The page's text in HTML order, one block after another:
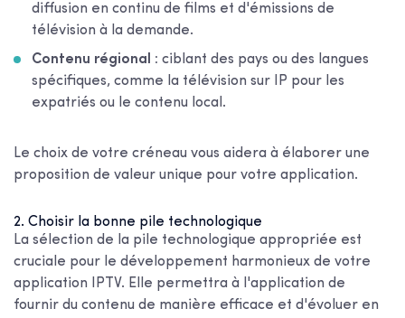
diffusion en continu de films et d'émissions de
télévision à la demande.
Contenu régional : ciblant des pays ou des langues
spécifiques, comme la télévision sur IP pour les
expatriés ou le contenu local.
Le choix de votre créneau vous aidera à élaborer une
proposition de valeur unique pour votre application.
2. Choisir la bonne pile technologique
La sélection de la pile technologique appropriée est
cruciale pour le développement harmonieux de votre
application IPTV. Elle permettra à l'application de
fournir du contenu de manière efficace et d'évoluer en